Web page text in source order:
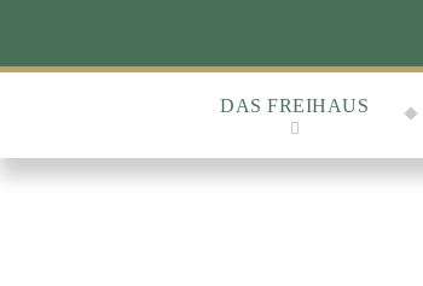
DAS FREIHAUS